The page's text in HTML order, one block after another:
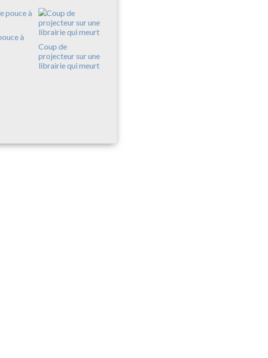
à
Coup de
projecteur sur une
librairie qui meurt